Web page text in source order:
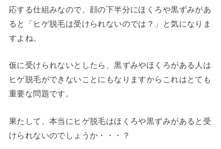
応する仕組みなので、顔の下半分にほくろや黒ずみがあ
ると「ヒゲ脱毛は受けられないのでは？」と気になりま
すよね。
仮に受けられないとしたら、黒ずみやほくろがある人は
ヒゲ脱毛ができないことにもなりますからこれはとても
重要な問題です。
果たして、本当にヒゲ脱毛はほくろや黒ずみがあると受
けられないのでしょうか・・・？